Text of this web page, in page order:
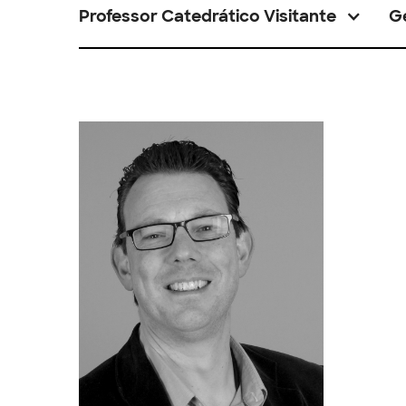
Professor Catedrático Visitante